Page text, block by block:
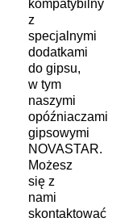
kompatybilny
z
specjalnymi
dodatkami
do gipsu,
w tym
naszymi
opóźniaczami
gipsowymi
NOVASTAR.
Możesz
się z
nami
skontaktować